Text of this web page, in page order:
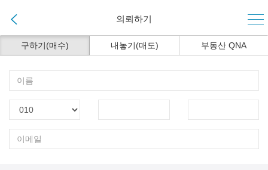
의뢰하기
구하기(매수) 내놓기(매도) 부동산 QNA